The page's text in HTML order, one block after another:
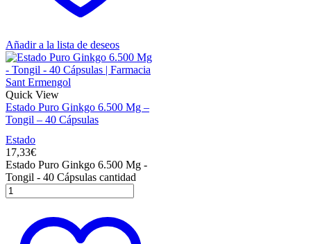
Añadir a la lista de deseos
Quick View
Estado Puro Ginkgo 6.500 Mg –
Tongil – 40 Cápsulas
Estado
17,33€
Estado Puro Ginkgo 6.500 Mg -
Tongil - 40 Cápsulas cantidad